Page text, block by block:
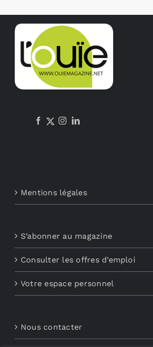
Mentions légales
S’abonner au magazine
Consulter les offres d’emploi
Votre espace personnel
Nous contacter